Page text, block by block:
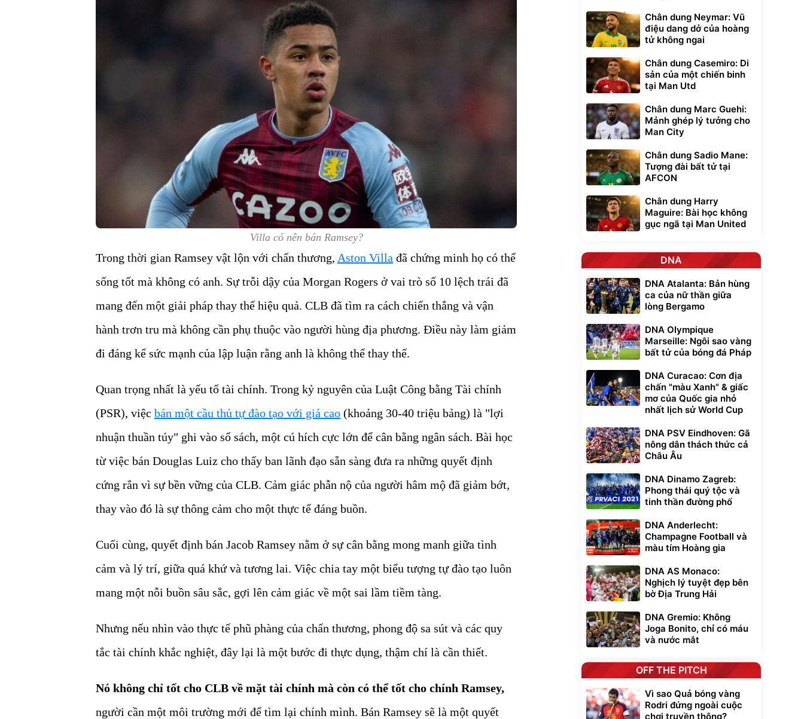
Villa có nên bán Ramsey?
Trong thời gian Ramsey vật lộn với chấn thương, Aston Villa đã chứng minh họ có thể
sống tốt mà không có anh. Sự trỗi dậy của Morgan Rogers ở vai trò số 10 lệch trái đã
mang đến một giải pháp thay thế hiệu quả. CLB đã tìm ra cách chiến thắng và vận
hành trơn tru mà không cần phụ thuộc vào người hùng địa phương. Điều này làm giảm
đi đáng kể sức mạnh của lập luận rằng anh là không thể thay thế.
Quan trọng nhất là yếu tố tài chính. Trong kỷ nguyên của Luật Công bằng Tài chính
(PSR), việc bán một cầu thủ tự đào tạo với giá cao (khoảng 30-40 triệu bảng) là "lợi
nhuận thuần túy" ghi vào sổ sách, một cú hích cực lớn để cân bằng ngân sách. Bài học
từ việc bán Douglas Luiz cho thấy ban lãnh đạo sẵn sàng đưa ra những quyết định
cứng rắn vì sự bền vững của CLB. Cảm giác phẫn nộ của người hâm mộ đã giảm bớt,
thay vào đó là sự thông cảm cho một thực tế đáng buồn.
Cuối cùng, quyết định bán Jacob Ramsey nằm ở sự cân bằng mong manh giữa tình
cảm và lý trí, giữa quá khứ và tương lai. Việc chia tay một biểu tượng tự đào tạo luôn
mang một nỗi buồn sâu sắc, gợi lên cảm giác về một sai lầm tiềm tàng.
Nhưng nếu nhìn vào thực tế phũ phàng của chấn thương, phong độ sa sút và các quy
tắc tài chính khắc nghiệt, đây lại là một bước đi thực dụng, thậm chí là cần thiết.
Nó không chỉ tốt cho CLB về mặt tài chính mà còn có thể tốt cho chính Ramsey,
người cần một môi trường mới để tìm lại chính mình. Bán Ramsey sẽ là một quyết
Chân dung Neymar: Vũ
điệu dang dở của hoàng
tử không ngai
Chân dung Casemiro: Di
sản của một chiến binh
tại Man Utd
Chân dung Marc Guehi:
Mảnh ghép lý tưởng cho
Man City
Chân dung Sadio Mane:
Tượng đài bất tử tại
AFCON
Chân dung Harry
Maguire: Bài học không
gục ngã tại Man United
DNA
DNA Atalanta: Bản hùng
ca của nữ thần giữa
lòng Bergamo
DNA Olympique
Marseille: Ngôi sao vàng
bất tử của bóng đá Pháp
DNA Curacao: Cơn địa
chấn "màu Xanh" & giấc
mơ của Quốc gia nhỏ
nhất lịch sử World Cup
DNA PSV Eindhoven: Gã
nông dân thách thức cả
Châu Âu
DNA Dinamo Zagreb:
Phong thái quý tộc và
tinh thần đường phố
DNA Anderlecht:
Champagne Football và
màu tím Hoàng gia
DNA AS Monaco:
Nghịch lý tuyệt đẹp bên
bờ Địa Trung Hải
DNA Gremio: Không
Joga Bonito, chỉ có máu
và nước mắt
OFF THE PITCH
Vì sao Quả bóng vàng
Rodri đứng ngoài cuộc
chơi truyền thông?